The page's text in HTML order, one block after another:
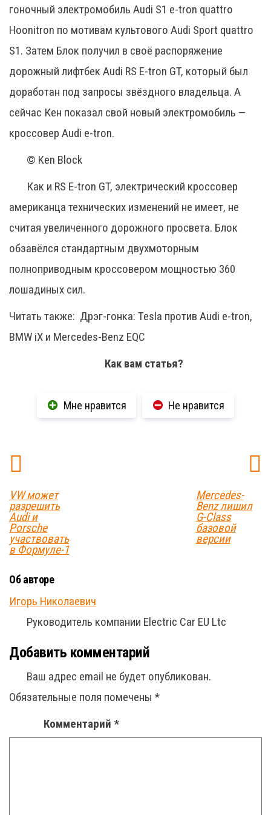
гоночный электромобиль Audi S1 e-tron quattro
Hoonitron по мотивам культового Audi Sport quattro
S1. Затем Блок получил в своё распоряжение
дорожный лифтбек Audi RS E-tron GT, который был
доработан под запросы звёздного владельца. А
сейчас Кен показал свой новый электромобиль —
кроссовер Audi e-tron.
© Ken Block
Как и RS E-tron GT, электрический кроссовер
американца технических изменений не имеет, не
считая увеличенного дорожного просвета. Блок
обзавёлся стандартным двухмоторным
полноприводным кроссовером мощностью 360
лошадиных сил.
Читать также: Дрэг-гонка: Tesla против Audi e-tron,
BMW iX и Mercedes-Benz EQC
Как вам статья?
Мне нравится Не нравится
VW может
разрешить
Audi и
Porsche
участвовать
в Формуле-1
Mercedes-
Benz лишил
G-Class
базовой
версии
Об авторе
Игорь Николаевич
Руководитель компании Electric Car EU Ltc
Добавить комментарий
Ваш адрес email не будет опубликован.
Обязательные поля помечены *
Комментарий *